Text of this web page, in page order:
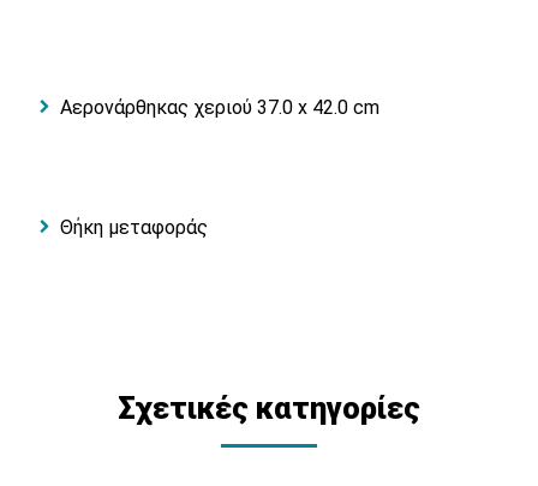
Αερονάρθηκας χεριού 37.0 x 42.0 cm
Θήκη μεταφοράς
Σχετικές κατηγορίες